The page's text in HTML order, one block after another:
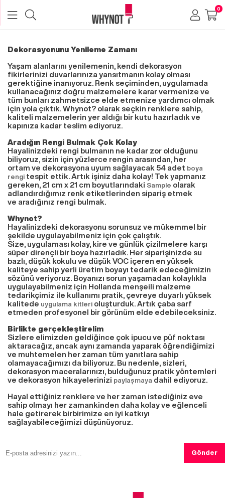
0
Dekorasyonunu Yenileme Zamanı
Yaşam alanlarını yenilemenin, kendi dekorasyon
fikirlerinizi duvarlarınıza yansıtmanın kolay olması
gerektiğine inanıyoruz. Renk seçiminden, uygulamada
kullanacağınız doğru malzemelere karar vermenize ve
tüm bunları zahmetsizce elde etmenize yardımcı olmak
için yola çıktık. Whynot? olarak seçkin renklere sahip,
kaliteli malzemelerin yer aldığı bir kutu hazırladık ve
kapınıza kadar teslim ediyoruz.
Aradığın Rengi Bulmak Çok Kolay
Hayalinizdeki rengi bulmanın ne kadar zor olduğunu
biliyoruz, sizin için yüzlerce rengin arasından, her
ortam ve dekorasyona uyum sağlayacak 54 adet boya
rengi tespit ettik. Artık işiniz daha kolay! Tek yapmanız
gereken, 21 cm x 21 cm boyutlarındaki Sample olarak
adlandırdığımız renk etiketlerinden sipariş etmek
ve aradığınız rengi bulmak.
Whynot?
Hayalinizdeki dekorasyonu sorunsuz ve mükemmel bir
şekilde uygulayabilmeniz için çok çalıştık.
Size, uygulaması kolay, kire ve günlük çizilmelere karşı
süper dirençli bir boya hazırladık. Her siparişinizde su
bazlı, düşük kokulu ve düşük VOC içeren en yüksek
kaliteye sahip yerli üretim boyayı tedarik edeceğimizin
sözünü veriyoruz. Boyanızı sorun yaşamadan kolaylıkla
uygulayabilmeniz için Hollanda menşeili malzeme
tedarikçimiz ile kullanımı pratik, çevreye duyarlı yüksek
kalitede uygulama kitleri oluşturduk. Artık çaba sarf
etmeden profesyonel bir görünüm elde edebileceksiniz.
Birlikte gerçekleştirelim
Sizlere elimizden geldiğince çok ipucu ve püf noktası
aktaracağız, ancak aynı zamanda yaparak öğrendiğimizi
ve muhtemelen her zaman tüm yanıtlara sahip
olamayacağımızı da biliyoruz. Bu nedenle, sizleri,
dekorasyon maceralarınızı, bulduğunuz pratik yöntemleri
ve dekorasyon hikayelerinizi paylaşmaya dahil ediyoruz.
Hayal ettiğiniz renklere ve her zaman istediğiniz eve
sahip olmayı her zamankinden daha kolay ve eğlenceli
hale getirerek birbirimize en iyi katkıyı
sağlayabileceğimizi düşünüyoruz.
Gönder